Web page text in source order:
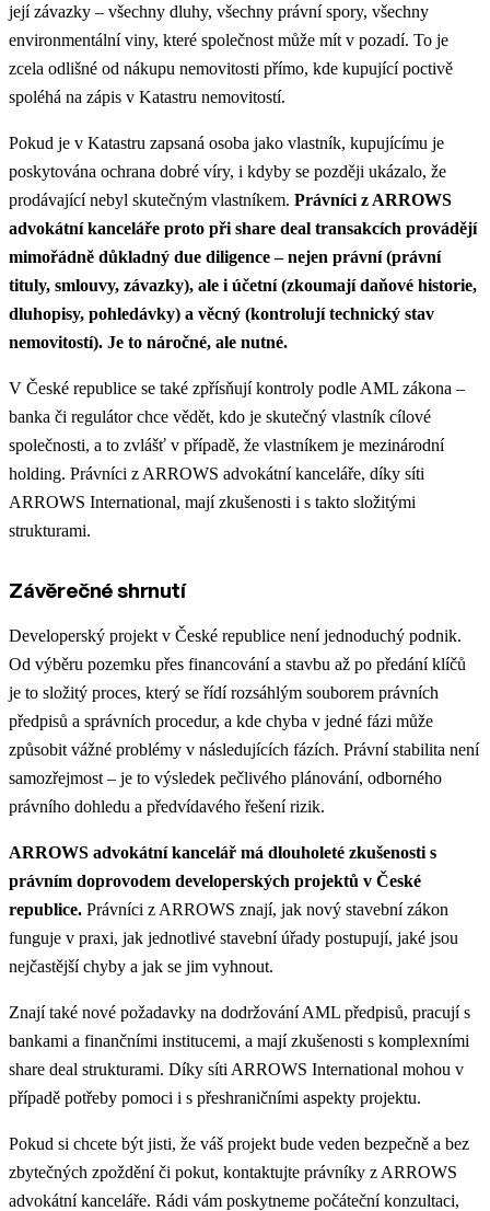
její závazky – všechny dluhy, všechny právní spory, všechny
environmentální viny, které společnost může mít v pozadí. To je
zcela odlišné od nákupu nemovitosti přímo, kde kupující poctivě
spoléhá na zápis v Katastru nemovitostí.
Pokud je v Katastru zapsaná osoba jako vlastník, kupujícímu je
poskytována ochrana dobré víry, i kdyby se později ukázalo, že
prodávající nebyl skutečným vlastníkem. Právníci z ARROWS
advokátní kanceláře proto při share deal transakcích provádějí
mimořádně důkladný due diligence – nejen právní (právní
tituly, smlouvy, závazky), ale i účetní (zkoumají daňové historie,
dluhopisy, pohledávky) a věcný (kontrolují technický stav
nemovitostí). Je to náročné, ale nutné.
V České republice se také zpřísňují kontroly podle AML zákona –
banka či regulátor chce vědět, kdo je skutečný vlastník cílové
společnosti, a to zvlášť v případě, že vlastníkem je mezinárodní
holding. Právníci z ARROWS advokátní kanceláře, díky síti
ARROWS International, mají zkušenosti i s takto složitými
strukturami.
Závěrečné shrnutí
Developerský projekt v České republice není jednoduchý podnik.
Od výběru pozemku přes financování a stavbu až po předání klíčů
je to složitý proces, který se řídí rozsáhlým souborem právních
předpisů a správních procedur, a kde chyba v jedné fázi může
způsobit vážné problémy v následujících fázích. Právní stabilita není
samozřejmost – je to výsledek pečlivého plánování, odborného
právního dohledu a předvídavého řešení rizik.
ARROWS advokátní kancelář má dlouholeté zkušenosti s
právním doprovodem developerských projektů v České
republice. Právníci z ARROWS znají, jak nový stavební zákon
funguje v praxi, jak jednotlivé stavební úřady postupují, jaké jsou
nejčastější chyby a jak se jim vyhnout.
Znají také nové požadavky na dodržování AML předpisů, pracují s
bankami a finančními institucemi, a mají zkušenosti s komplexními
share deal strukturami. Díky síti ARROWS International mohou v
případě potřeby pomoci i s přeshraničními aspekty projektu.
Pokud si chcete být jisti, že váš projekt bude veden bezpečně a bez
zbytečných zpoždění či pokut, kontaktujte právníky z ARROWS
advokátní kanceláře. Rádi vám poskytneme počáteční konzultaci,